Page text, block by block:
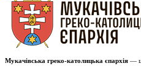
Мукачівська греко-католицька єпархія —